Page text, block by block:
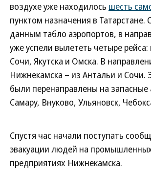
воздухе уже находилось шесть
пунктом назначения в Татарстане.
данным табло аэропортов, в
уже успели вылететь четыре
Сочи, Якутска и Омска. В
Нижнекамска – из Антальи и Сочи.
были перенаправлены на
Самару, Внуково, Ульяновск,
Спустя час начали поступать
эвакуации людей на
предприятиях Нижнекамска.